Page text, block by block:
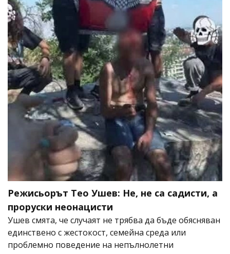
Режисьорът Тео Ушев: Не, не са садисти, а
проруски неонацисти
Ушев смята, че случаят не трябва да бъде обясняван
единствено с жестокост, семейна среда или
проблемно поведение на непълнолетни